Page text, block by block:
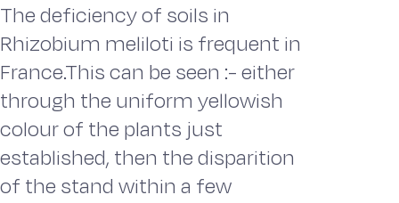
The deficiency of soils in
Rhizobium meliloti is frequent in
France.This can be seen :- either
through the uniform yellowish
colour of the plants just
established, then the disparition
of the stand within a few